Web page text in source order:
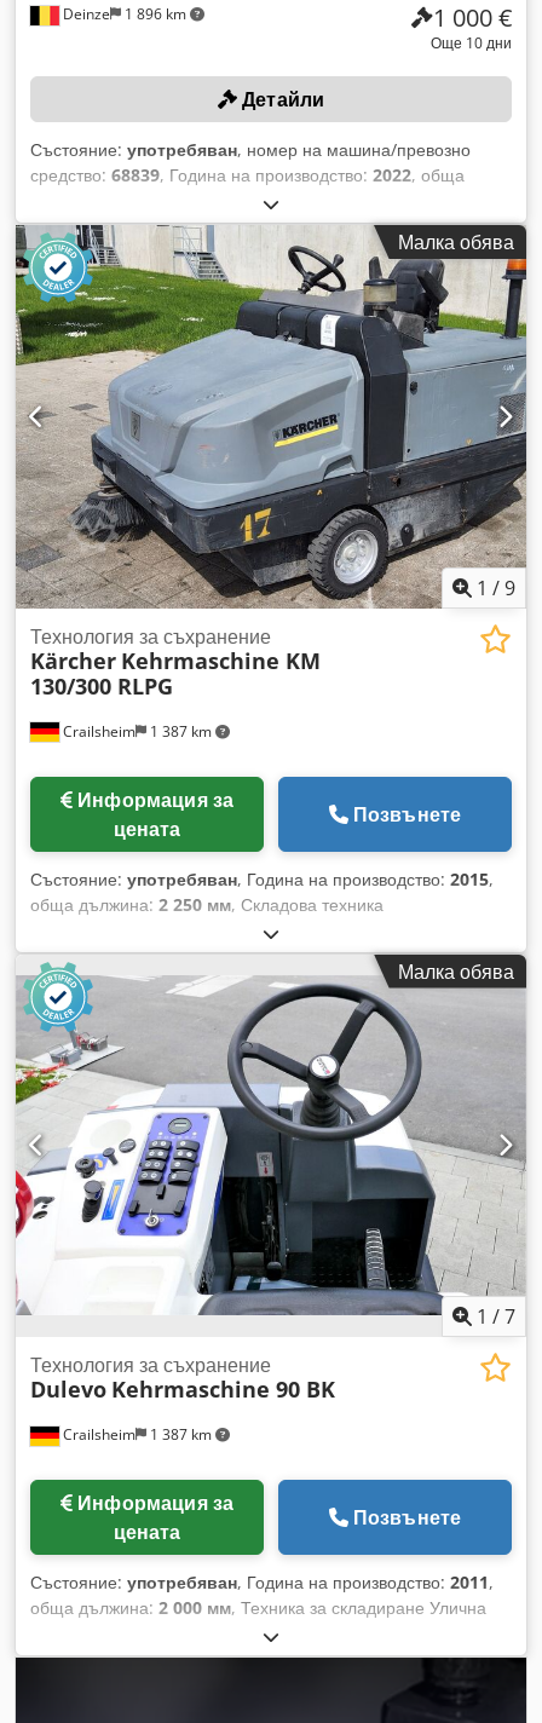
Deinze 1 896 km 1 000 €
Още 10 дни
Детайли
Състояние: употребяван, номер на машина/превозно
средство: 68839, Година на производство: 2022, обща
, обща дължина:
1 200 мм, Собствено тегло: 133 кг Работна ширина: 1300
см Система за бърза смяна: Да Dcodpfx Alozrwxle Tok
Работна ширина: 1300 мм Диаметър на четката: 450 мм
Задвижване: хидравлично Оборудван със странична четка
Максимален ъгъл на завъртане: 26° (наляво и надясно)
Тегло: 133 кг Размери: 1400 × 1200 × 750 мм Оборудван с
окачване с люлеещ се механизъм и система за бърза
смяна. Подходящ за монтаж на прикачно триъгълно
устройство (А-образна рамка), преден навес от категория
I/II или специални бързи съединители на предни косачки.
Състояние: неизползван
Малка обява
1 /9
Crailsheim 1 387 km
Технология за съхранение
Kärcher Kehrmaschine KM
130/300 RLPG
Информация за
цената
Позвънете
Състояние: употребяван, Година на производство: 2015,
обща дължина: 2 250 мм, Складова техника
Dcodpfxezcztvo Al Tjk Почистваща машина Kärcher KM
130/300 RLPG Задвижване: дизелово Година на
производство: 2015
Малка обява
1 /7
Crailsheim 1 387 km
Технология за съхранение
Dulevo Kehrmaschine 90 BK
Информация за
цената
Позвънете
Състояние: употребяван, Година на производство: 2011,
обща дължина: 2 000 мм, Техника за складиране Улична
метяща машина Dulevo 90 BK Dcedpfx Aljzcztpj Tok
Задвижване: Газово Година на производство: 2011